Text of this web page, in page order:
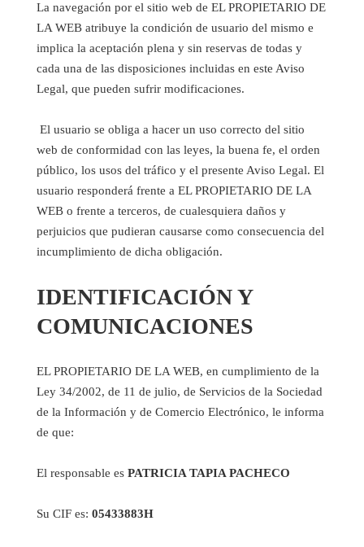
La navegación por el sitio web de EL PROPIETARIO DE
LA WEB atribuye la condición de usuario del mismo e
implica la aceptación plena y sin reservas de todas y
cada una de las disposiciones incluidas en este Aviso
Legal, que pueden sufrir modificaciones.
El usuario se obliga a hacer un uso correcto del sitio
web de conformidad con las leyes, la buena fe, el orden
público, los usos del tráfico y el presente Aviso Legal. El
usuario responderá frente a EL PROPIETARIO DE LA
WEB o frente a terceros, de cualesquiera daños y
perjuicios que pudieran causarse como consecuencia del
incumplimiento de dicha obligación.
IDENTIFICACIÓN Y
COMUNICACIONES
EL PROPIETARIO DE LA WEB, en cumplimiento de la
Ley 34/2002, de 11 de julio, de Servicios de la Sociedad
de la Información y de Comercio Electrónico, le informa
de que:
El responsable es PATRICIA TAPIA PACHECO
Su CIF es: 05433883H